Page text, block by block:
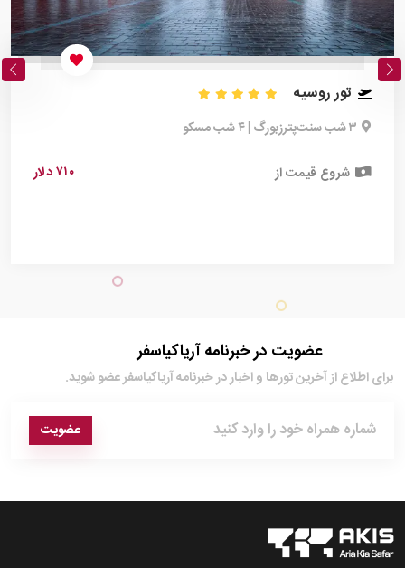
تور روسیه
۳ شب سنت‌پترزبورگ | ۴ شب مسکو
شروع قیمت از ۷۱۰ دلار
عضویت در خبرنامه آریاکیاسفر
برای اطلاع از آخرین تور‌ها و اخبار در خبرنامه آریاکیاسفر عضو شوید.
عضویت